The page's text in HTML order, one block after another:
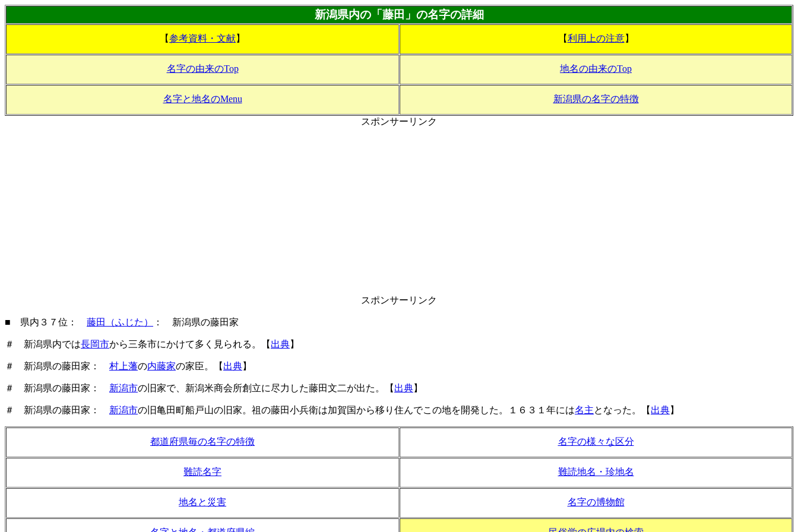
新潟県内の「藤田」の名字の詳細
【参考資料・文献】 【利用上の注意】
名字の由来のTop 地名の由来のTop
名字と地名のMenu 新潟県の名字の特徴
スポンサーリンク
スポンサーリンク
■ 県内３７位： 藤田（ふじた） ： 新潟県の藤田家
＃ 新潟県内では長岡市から三条市にかけて多く見られる。【 出典】
＃ 新潟県の藤田家： 村上藩の内藤家の家臣。【 出典】
＃ 新潟県の藤田家： 新潟市の旧家で、新潟米商会所創立に尽力した藤田文二が出た。【 出典】
＃ 新潟県の藤田家： 新潟市の旧亀田町船戸山の旧家。祖の藤田小兵衛は加賀国から移り住んでこの地を開発した。１６３１年には名主となった。【 出典】
都道府県毎の名字の特徴 名字の様々な区分
難読名字 難読地名・珍地名
地名と災害 名字の博物館